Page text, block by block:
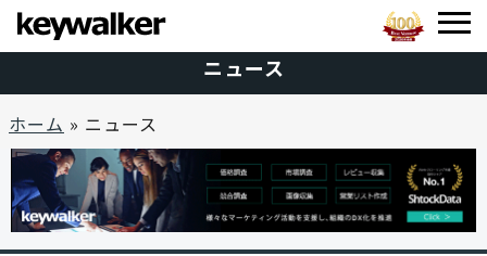
ニュース
ホーム » ニュース